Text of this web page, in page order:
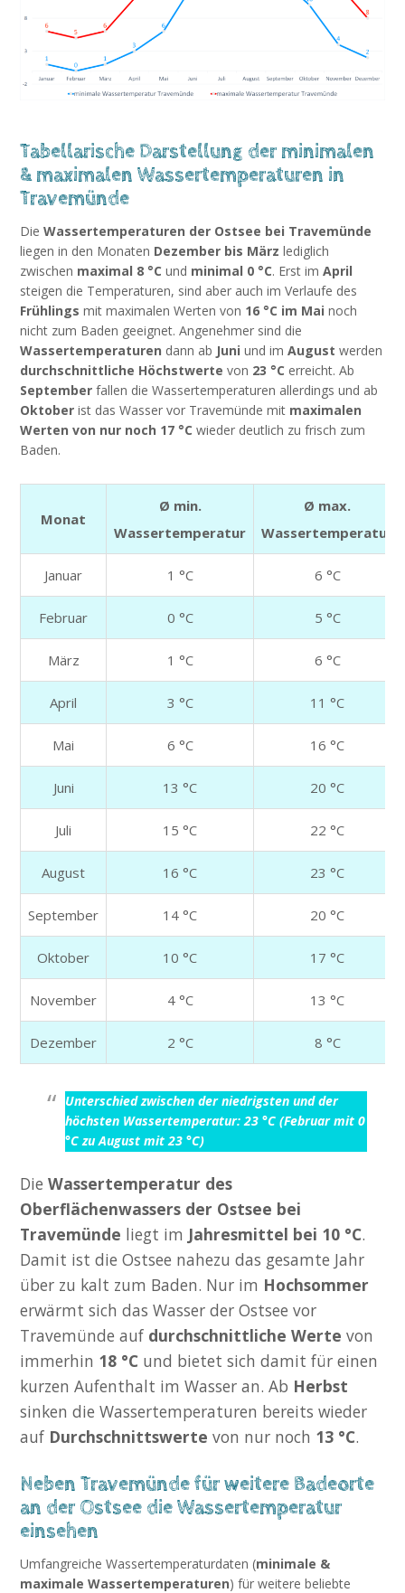
Tabellarische Darstellung der minimalen
& maximalen Wassertemperaturen in
Travemünde
DieWassertemperaturen der Ostsee bei Travemünde
liegen in den Monaten Dezember bis März lediglich
zwischen maximal 8 °C und minimal 0 °C. Erst imApril
steigen die Temperaturen, sind aber auch im Verlaufe des
Frühlings mit maximalen Werten von 16 °C im Mai noch
nicht zum Baden geeignet. Angenehmer sind die
Wassertemperaturen dann ab Juni und imAugust werden
durchschnittliche Höchstwerte von 23 °C erreicht. Ab
September fallen die Wassertemperaturen allerdings und ab
Oktober ist das Wasser vor Travemünde mit maximalen
Werten von nur noch 17 °C wieder deutlich zu frisch zum
Baden.
Monat
Ø min.
Wassertemperatur
Ø max.
Wassertemperatur
Januar 1 °C 6 °C
Februar 0 °C 5 °C
März 1 °C 6 °C
April 3 °C 11 °C
Mai 6 °C 16 °C
Juni 13 °C 20 °C
Juli 15 °C 22 °C
August 16 °C 23 °C
September 14 °C 20 °C
Oktober 10 °C 17 °C
November 4 °C 13 °C
Dezember 2 °C 8 °C
Unterschied zwischen der niedrigsten und der
höchsten Wassertemperatur: 23 °C (Februar mit 0
°C zu August mit 23 °C)
DieWassertemperatur des
Oberflächenwassers der Ostsee bei
Travemünde liegt im Jahresmittel bei 10 °C.
Damit ist die Ostsee nahezu das gesamte Jahr
über zu kalt zum Baden. Nur im Hochsommer
erwärmt sich das Wasser der Ostsee vor
Travemünde auf durchschnittliche Wertevon
immerhin 18 °C und bietet sich damit für einen
kurzen Aufenthalt im Wasser an. Ab Herbst
sinken die Wassertemperaturen bereits wieder
auf Durchschnittswertevon nur noch 13 °C.
Neben Travemünde für weitere Badeorte
an der Ostsee die Wassertemperatur
einsehen
Umfangreiche Wassertemperaturdaten (minimale &
maximale Wassertemperaturen) für weitere beliebte